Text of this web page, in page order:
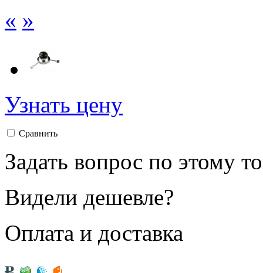
« »
Узнать цену
Сравнить
Задать вопрос по этому
Видели дешевле?
Оплата и доставка